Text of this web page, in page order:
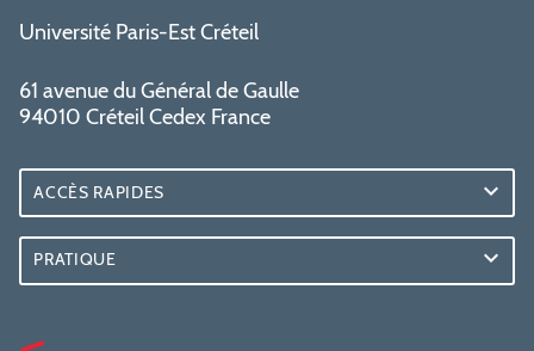
Université Paris-Est Créteil
61 avenue du Général de Gaulle
94010 Créteil Cedex France
ACCÈS RAPIDES
PRATIQUE